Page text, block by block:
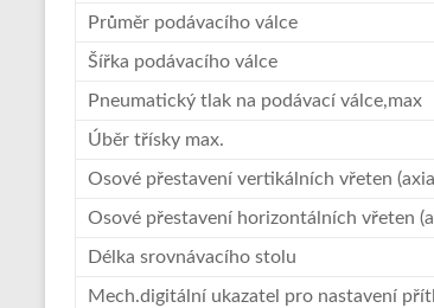
Průměr podávacího válce
Šířka podávacího válce
Pneumatický tlak na podávací válce,max
Úběr třísky max.
Osové přestavení vertikálních vřeten
Osové přestavení horizontálních vřeten
Délka srovnávacího stolu
Mech.digitální ukazatel pro nastavení